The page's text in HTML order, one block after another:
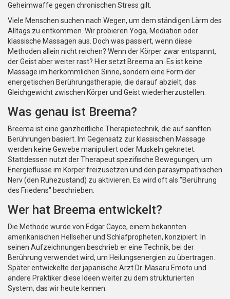
Geheimwaffe gegen chronischen Stress gilt.
Viele Menschen suchen nach Wegen, um dem ständigen Lärm des
Alltags zu entkommen. Wir probieren Yoga, Mediation oder
klassische Massagen aus. Doch was passiert, wenn diese
Methoden allein nicht reichen? Wenn der Körper zwar entspannt,
der Geist aber weiter rast? Hier setzt Breema an. Es ist keine
Massage im herkömmlichen Sinne, sondern eine Form der
energetischen Berührungstherapie, die darauf abzielt, das
Gleichgewicht zwischen Körper und Geist wiederherzustellen.
Was genau ist Breema?
Breema ist eine ganzheitliche Therapietechnik, die auf sanften
Berührungen basiert. Im Gegensatz zur klassischen Massage
werden keine Gewebe manipuliert oder Muskeln geknetet.
Stattdessen nutzt der Therapeut spezifische Bewegungen, um
Energieflüsse im Körper freizusetzen und den parasympathischen
Nerv (den Ruhezustand) zu aktivieren. Es wird oft als "Berührung
des Friedens" beschrieben.
Wer hat Breema entwickelt?
Die Methode wurde von Edgar Cayce, einem bekannten
amerikanischen Hellseher und Schlafpropheten, konzipiert. In
seinen Aufzeichnungen beschrieb er eine Technik, bei der
Berührung verwendet wird, um Heilungsenergien zu übertragen.
Später entwickelte der japanische Arzt Dr. Masaru Emoto und
andere Praktiker diese Ideen weiter zu dem strukturierten
System, das wir heute kennen.